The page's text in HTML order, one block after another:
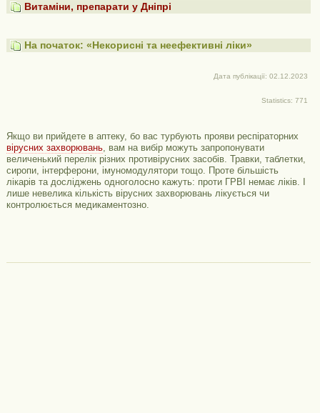
Витаміни, препарати у Дніпрі
На початок: «Некорисні та неефективні ліки»
Дата публікації: 02.12.2023
Statistics: 771
Якщо ви прийдете в аптеку, бо вас турбують прояви респіраторних
вірусних захворювань, вам на вибір можуть запропонувати
величенький перелік різних противірусних засобів. Травки, таблетки,
сиропи, інтерферони, імуномодулятори тощо. Проте більшість
лікарів та досліджень одноголосно кажуть: проти ГРВІ немає ліків. І
лише невелика кількість вірусних захворювань лікується чи
контролюється медикаментозно.